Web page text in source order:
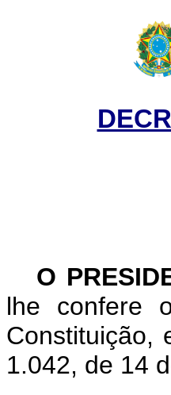
O
lhe confere
Constituição,
1.042, de 14